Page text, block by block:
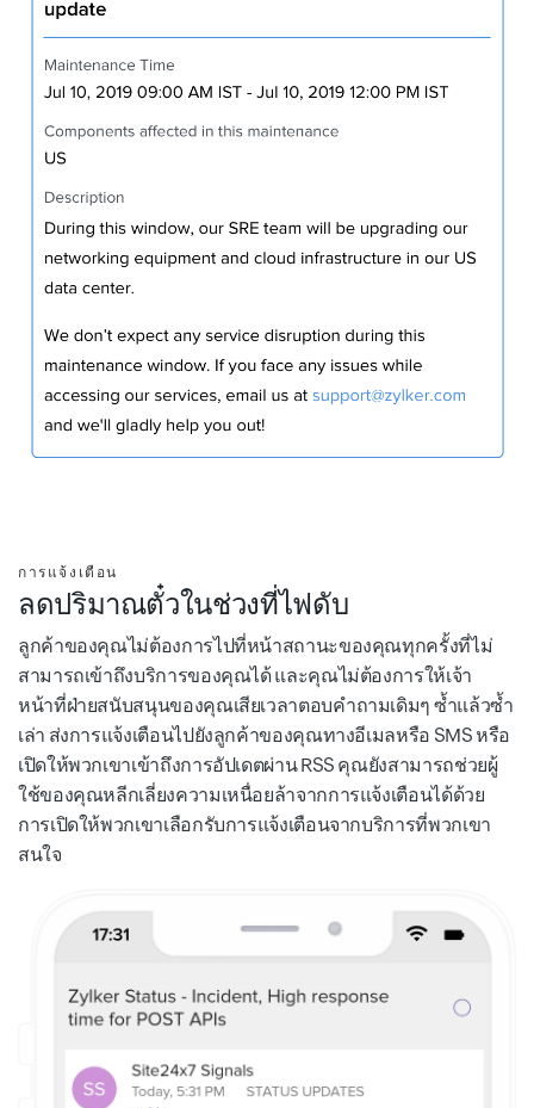
การแจ้งเตือน
ลดปริมาณตั๋วในช่วงที่ไฟดับ
ลูกค้าของคุณไม่ต้องการไปที่หน้าสถานะของคุณทุกครั้งที่ไม่
สามารถเข้าถึงบริการของคุณได้ และคุณไม่ต้องการให้เจ้า
หน้าที่ฝ่ายสนับสนุนของคุณเสียเวลาตอบคำถามเดิมๆ ซ้ำแล้วซ้ำ
เล่า ส่งการแจ้งเตือนไปยังลูกค้าของคุณทางอีเมลหรือ SMS หรือ
เปิดให้พวกเขาเข้าถึงการอัปเดตผ่าน RSS คุณยังสามารถช่วยผู้
ใช้ของคุณหลีกเลี่ยงความเหนื่อยล้าจากการแจ้งเตือนได้ด้วย
การเปิดให้พวกเขาเลือกรับการแจ้งเตือนจากบริการที่พวกเขา
สนใจ